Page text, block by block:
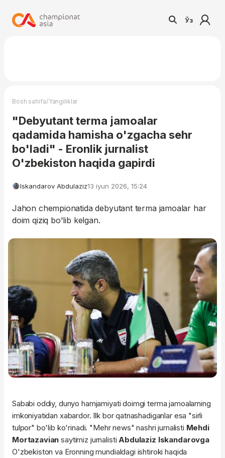
Ўз
Bosh sahifa/Yangiliklar
"Debyutant terma jamoalar
qadamida hamisha o'zgacha sehr
bo'ladi" - Eronlik jurnalist
O'zbekiston haqida gapirdi
Iskandarov Abdulaziz13 iyun 2026, 15:24
Jahon chempionatida debyutant terma jamoalar har
doim qiziq bo'lib kelgan.
Sababi oddiy, dunyo hamjamiyati doimgi terma jamoalarning
imkoniyatidan xabardor. Ilk bor qatnashadiganlar esa "sirli
tulpor" bo'lib ko'rinadi. "Mehr news" nashri jurnalisti Mehdi
Mortazavian saytimiz jurnalistiAbdulaziz Iskandarovga
O'zbekiston va Eronning mundialdagi ishtiroki haqida